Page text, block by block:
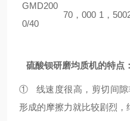
GMD200
0/40
70，000 1，500
硫酸钡研磨均质机的特点：
① 线速度很高，剪切间隙
形成的摩擦力就比较剧烈